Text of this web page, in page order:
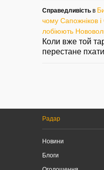
Справедливість в
чому Сапожніков
лобіюють
Коли вже той
перестане
Радар
Новини
Блоги